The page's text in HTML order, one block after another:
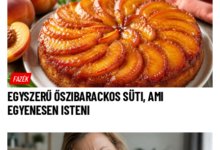
FAZÉK
EGYSZERŰ ŐSZIBARACKOS SÜTI, AMI
EGYENESEN ISTENI